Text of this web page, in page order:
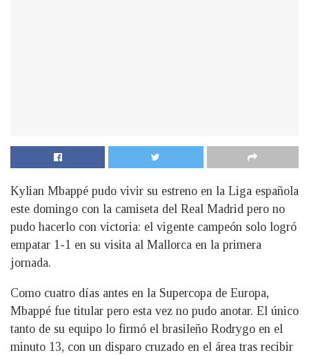
Kylian Mbappé pudo vivir su estreno en la Liga española
este domingo con la camiseta del Real Madrid pero no
pudo hacerlo con victoria: el vigente campeón solo logró
empatar 1-1 en su visita al Mallorca en la primera
jornada.
Como cuatro días antes en la Supercopa de Europa,
Mbappé fue titular pero esta vez no pudo anotar. El único
tanto de su equipo lo firmó el brasileño Rodrygo en el
minuto 13, con un disparo cruzado en el área tras recibir